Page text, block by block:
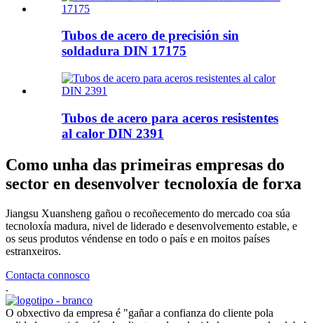
Tubos de acero de precisión sin
soldadura DIN 17175
Tubos de acero para aceros resistentes
al calor DIN 2391
Como unha das primeiras empresas do
sector en desenvolver tecnoloxía de forxa
Jiangsu Xuansheng gañou o recoñecemento do mercado coa súa
tecnoloxía madura, nivel de liderado e desenvolvemento estable, e
os seus produtos véndense en todo o país e en moitos países
estranxeiros.
Contacta connosco
.
O obxectivo da empresa é "gañar a confianza do cliente pola